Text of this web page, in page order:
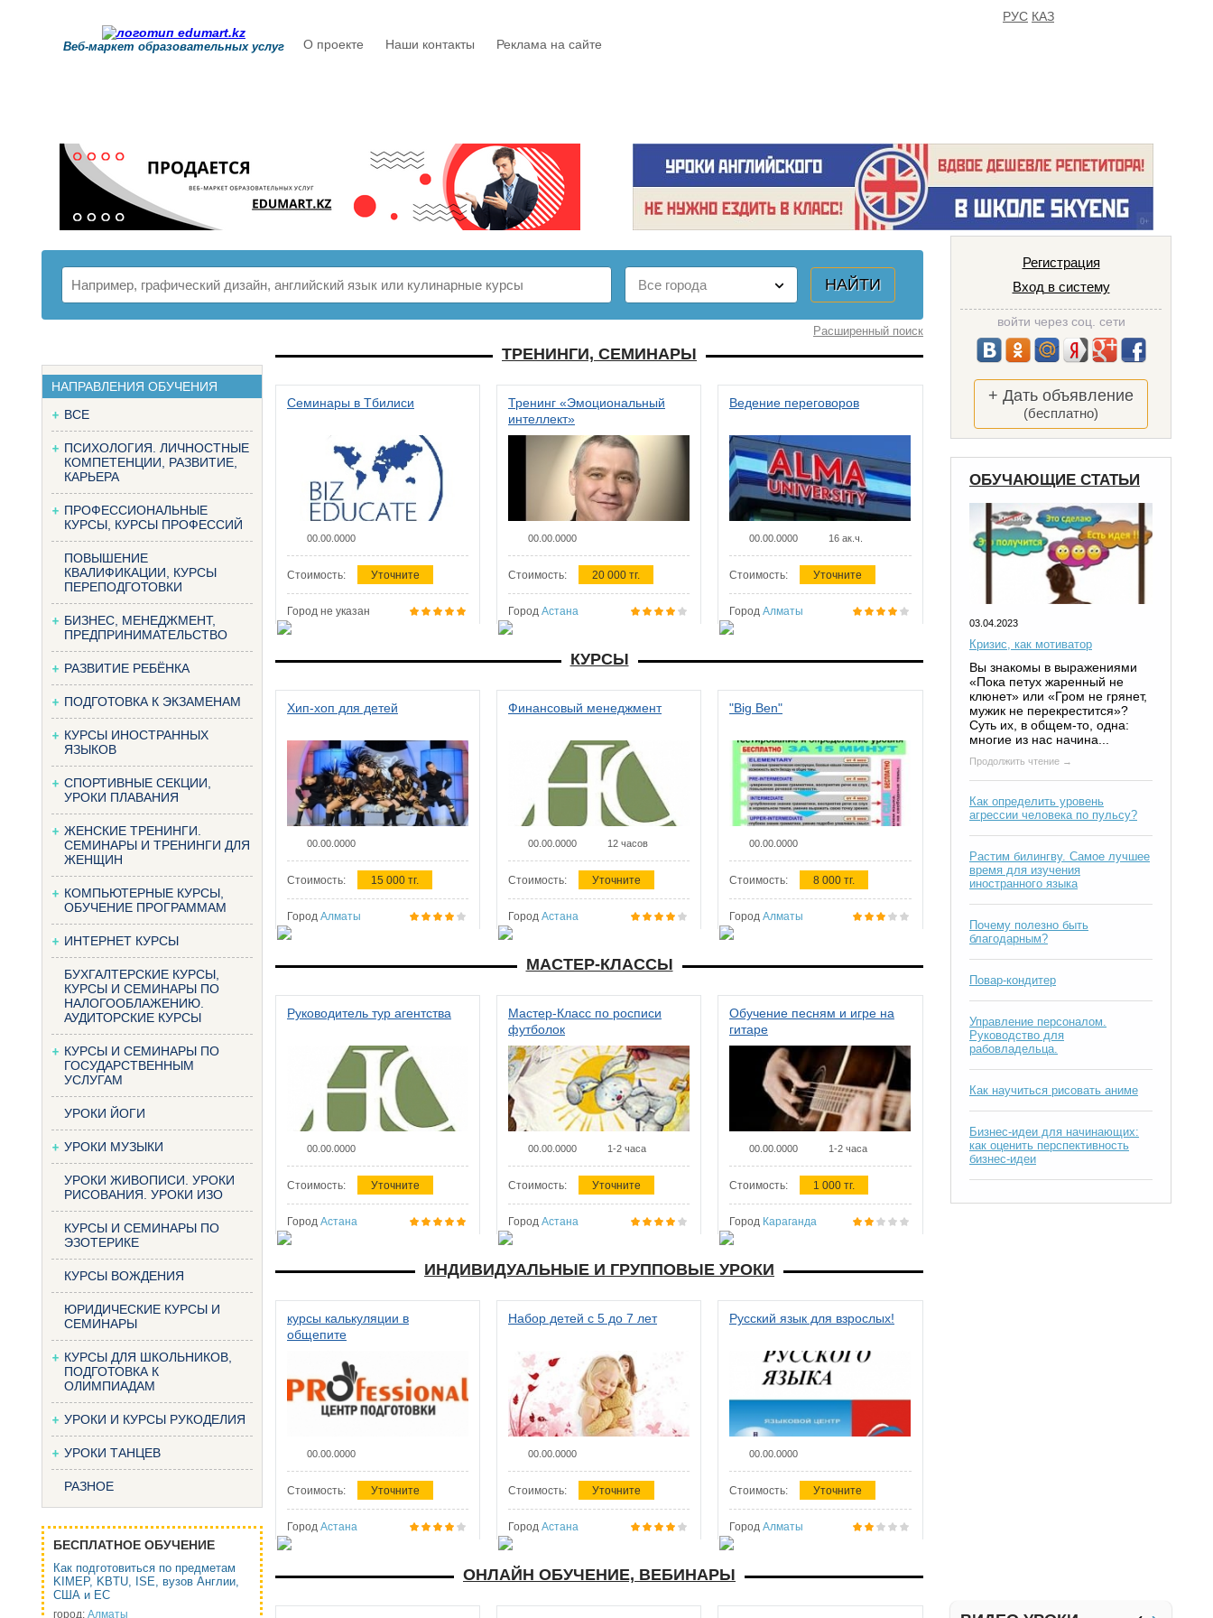
Веб-маркет образовательных услуг О проекте Наши контакты Реклама на сайте
РУС КАЗ
Расширенный поиск
НАПРАВЛЕНИЯ ОБУЧЕНИЯ
ВСЕ
ПСИХОЛОГИЯ. ЛИЧНОСТНЫЕ
КОМПЕТЕНЦИИ, РАЗВИТИЕ,
КАРЬЕРА
ПРОФЕССИОНАЛЬНЫЕ
КУРСЫ, КУРСЫ ПРОФЕССИЙ
ПОВЫШЕНИЕ
КВАЛИФИКАЦИИ, КУРСЫ
ПЕРЕПОДГОТОВКИ
БИЗНЕС, МЕНЕДЖМЕНТ,
ПРЕДПРИНИМАТЕЛЬСТВО
РАЗВИТИЕ РЕБЁНКА
ПОДГОТОВКА К ЭКЗАМЕНАМ
КУРСЫ ИНОСТРАННЫХ
ЯЗЫКОВ
СПОРТИВНЫЕ СЕКЦИИ,
УРОКИ ПЛАВАНИЯ
ЖЕНСКИЕ ТРЕНИНГИ.
СЕМИНАРЫ И ТРЕНИНГИ ДЛЯ
ЖЕНЩИН
КОМПЬЮТЕРНЫЕ КУРСЫ,
ОБУЧЕНИЕ ПРОГРАММАМ
ИНТЕРНЕТ КУРСЫ
БУХГАЛТЕРСКИЕ КУРСЫ,
КУРСЫ И СЕМИНАРЫ ПО
НАЛОГООБЛАЖЕНИЮ.
АУДИТОРСКИЕ КУРСЫ
КУРСЫ И СЕМИНАРЫ ПО
ГОСУДАРСТВЕННЫМ
УСЛУГАМ
УРОКИ ЙОГИ
УРОКИ МУЗЫКИ
УРОКИ ЖИВОПИСИ. УРОКИ
РИСОВАНИЯ. УРОКИ ИЗО
КУРСЫ И СЕМИНАРЫ ПО
ЭЗОТЕРИКЕ
КУРСЫ ВОЖДЕНИЯ
ЮРИДИЧЕСКИЕ КУРСЫ И
СЕМИНАРЫ
КУРСЫ ДЛЯ ШКОЛЬНИКОВ,
ПОДГОТОВКА К
ОЛИМПИАДАМ
УРОКИ И КУРСЫ РУКОДЕЛИЯ
УРОКИ ТАНЦЕВ
РАЗНОЕ
БЕСПЛАТНОЕ ОБУЧЕНИЕ
Как подготовиться по предметам
KIMEP, KBTU, ISE, вузов Англии,
США и ЕС
город: Алматы
ТРЕНИНГИ, СЕМИНАРЫ
Семинары в Тбилиси
00.00.0000
Стоимость: Уточните
Город не указан
Тренинг «Эмоциональный
интеллект»
00.00.0000
Стоимость: 20 000 тг.
Город Астана
Ведение переговоров
00.00.0000 16 ак.ч.
Стоимость: Уточните
Город Алматы
КУРСЫ
Хип-хоп для детей
00.00.0000
Стоимость: 15 000 тг.
Город Алматы
Финансовый менеджмент
00.00.0000 12 часов
Стоимость: Уточните
Город Астана
"Big Ben"
00.00.0000
Стоимость: 8 000 тг.
Город Алматы
МАСТЕР-КЛАССЫ
Руководитель тур агентства
00.00.0000
Стоимость: Уточните
Город Астана
Мастер-Класс по росписи
футболок
00.00.0000 1-2 часа
Стоимость: Уточните
Город Астана
Обучение песням и игре на
гитаре
00.00.0000 1-2 часа
Стоимость: 1 000 тг.
Город Караганда
ИНДИВИДУАЛЬНЫЕ И ГРУППОВЫЕ УРОКИ
курсы калькуляции в
общепите
00.00.0000
Стоимость: Уточните
Город Астана
Набор детей с 5 до 7 лет
00.00.0000
Стоимость: Уточните
Город Астана
Русский язык для взрослых!
00.00.0000
Стоимость: Уточните
Город Алматы
ОНЛАЙН ОБУЧЕНИЕ, ВЕБИНАРЫ
Регистрация
Вход в систему
войти через соц. сети
+ Дать объявление
(бесплатно)
ОБУЧАЮЩИЕ СТАТЬИ
03.04.2023
Кризис, как мотиватор
Вы знакомы в выражениями
«Пока петух жаренный не
клюнет» или «Гром не грянет,
мужик не перекрестится»?
Суть их, в общем-то, одна:
многие из нас начина...
Продолжить чтение →
Как определить уровень
агрессии человека по пульсу?
Растим билингву. Самое лучшее
время для изучения
иностранного языка
Почему полезно быть
благодарным?
Повар-кондитер
Управление персоналом.
Руководство для
рабовладельца.
Как научиться рисовать аниме
Бизнес-идеи для начинающих:
как оценить перспективность
бизнес-идеи